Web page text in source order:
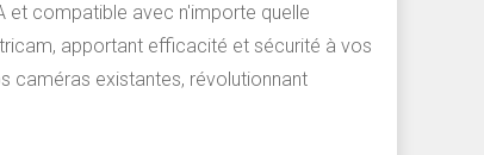
et compatible avec n'importe quelle
apportant efficacité et sécurité à vos
caméras existantes, révolutionnant